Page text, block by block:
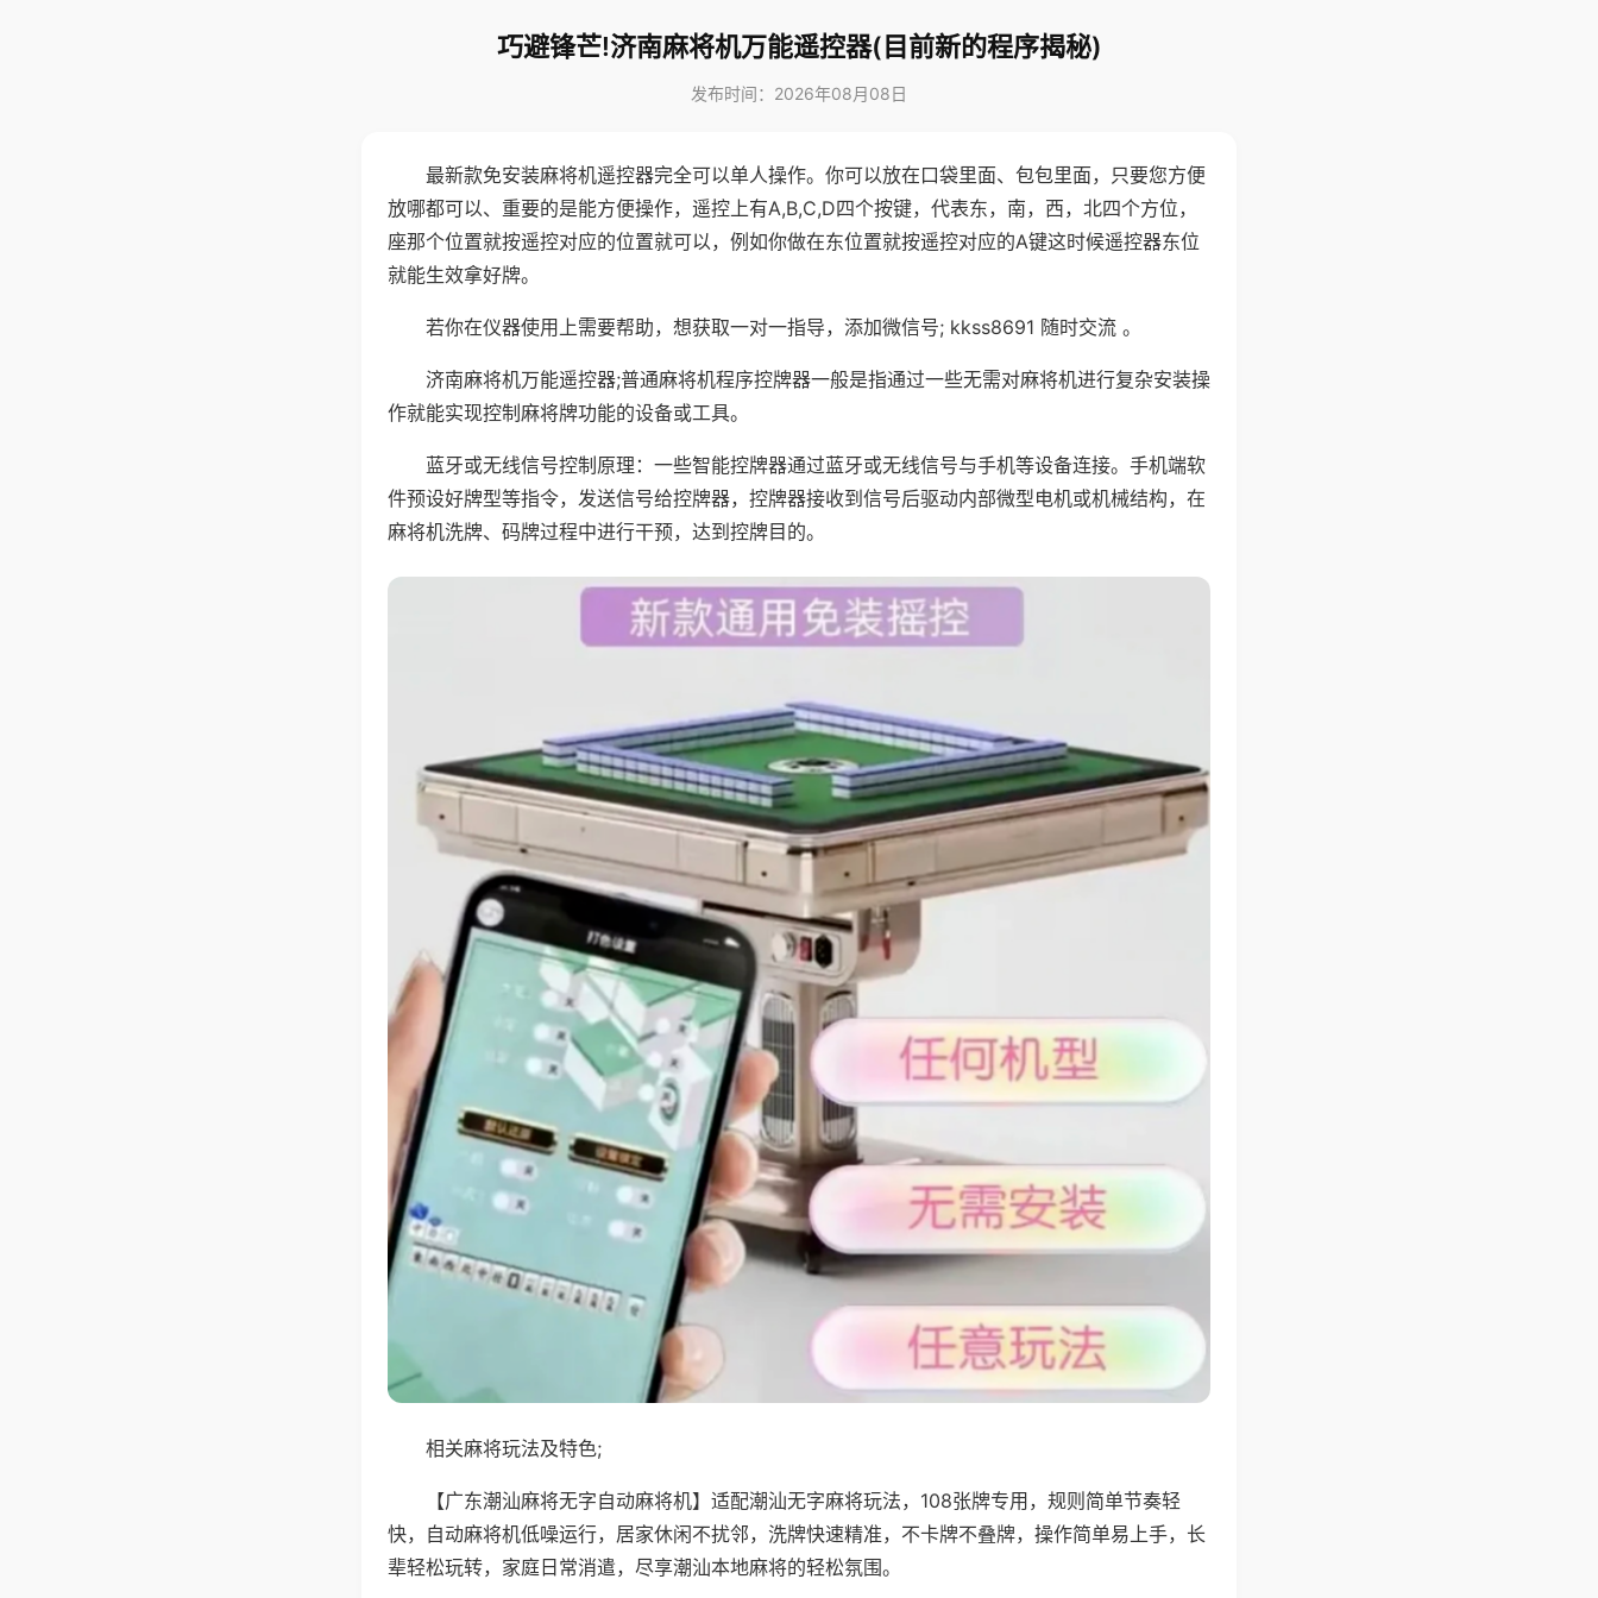
巧避锋芒!济南麻将机万能遥控器(目前新的程序揭秘)
发布时间：2026年08月08日
最新款免安装麻将机遥控器完全可以单人操作。你可以放在口袋里面、包包里面，只要您方便
放哪都可以、重要的是能方便操作，遥控上有A,B,C,D四个按键，代表东，南，西，北四个方位，
座那个位置就按遥控对应的位置就可以，例如你做在东位置就按遥控对应的A键这时候遥控器东位
就能生效拿好牌。
若你在仪器使用上需要帮助，想获取一对一指导，添加微信号; kkss8691 随时交流 。
济南麻将机万能遥控器;普通麻将机程序控牌器一般是指通过一些无需对麻将机进行复杂安装操
作就能实现控制麻将牌功能的设备或工具。
蓝牙或无线信号控制原理：一些智能控牌器通过蓝牙或无线信号与手机等设备连接。手机端软
件预设好牌型等指令，发送信号给控牌器，控牌器接收到信号后驱动内部微型电机或机械结构，在
麻将机洗牌、码牌过程中进行干预，达到控牌目的。
相关麻将玩法及特色;
【广东潮汕麻将无字自动麻将机】适配潮汕无字麻将玩法，108张牌专用，规则简单节奏轻
快，自动麻将机低噪运行，居家休闲不扰邻，洗牌快速精准，不卡牌不叠牌，操作简单易上手，长
辈轻松玩转，家庭日常消遣，尽享潮汕本地麻将的轻松氛围。